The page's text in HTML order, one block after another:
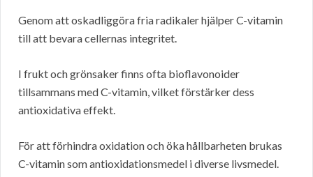
Genom att oskadliggöra fria radikaler hjälper C-vitamin
till att bevara cellernas integritet.
I frukt och grönsaker finns ofta bioflavonoider
tillsammans med C-vitamin, vilket förstärker dess
antioxidativa effekt.
För att förhindra oxidation och öka hållbarheten brukas
C-vitamin som antioxidationsmedel i diverse livsmedel.